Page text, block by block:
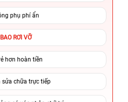
phụ phí ẩn
RƠI VỠ
hơn hoàn tiền
sửa chữa trực tiếp